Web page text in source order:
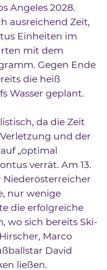
Angeles 2028.
ausreichend Zeit,
Einheiten im
mit dem
Gegen Ende
die heiß
Wasser geplant.
da die Zeit
und der
„optimal
verrät. Am 13.
nur wenige
die erfolgreiche
wo sich bereits Ski-
Marco
David
ließen.